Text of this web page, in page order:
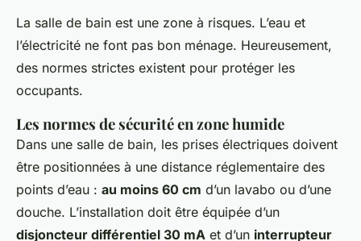
La salle de bain est une zone à risques. L’eau et
l’électricité ne font pas bon ménage. Heureusement,
des normes strictes existent pour protéger les
occupants.
Les normes de sécurité en zone humide
Dans une salle de bain, les prises électriques doivent
être positionnées à une distance réglementaire des
points d’eau : au moins 60 cm d’un lavabo ou d’une
douche. L’installation doit être équipée d’un
disjoncteur différentiel 30 mA et d’un interrupteur